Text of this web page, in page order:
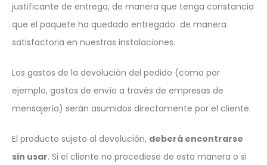
justificante de entrega, de manera que tenga constancia
que el paquete ha quedado entregado de manera
satisfactoria en nuestras instalaciones.
Los gastos de la devolución del pedido (como por
ejemplo, gastos de envío a través de empresas de
mensajería) serán asumidos directamente por el cliente.
El producto sujeto al devolución, deberá encontrarse
sin usar. Si el cliente no procediese de esta manera o si